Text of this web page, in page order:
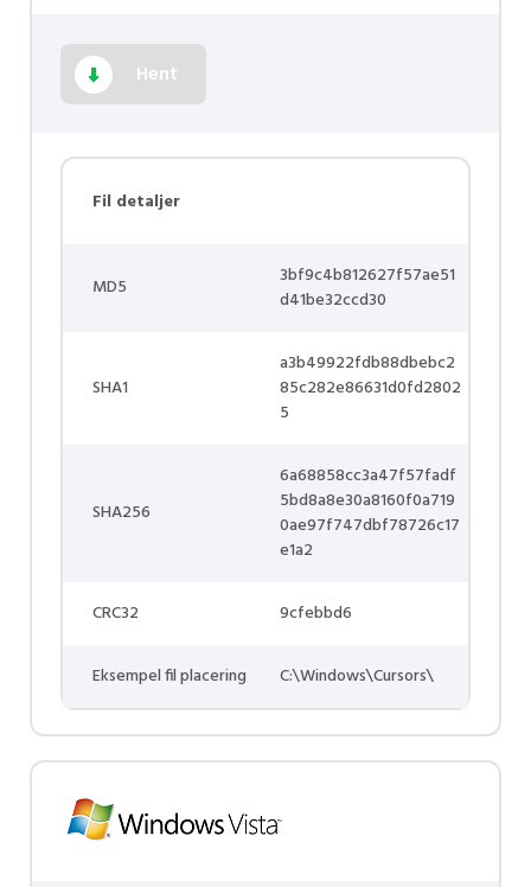
Hent
Fil detaljer
MD5
3bf9c4b812627f57ae51
d41be32ccd30
SHA1
a3b49922fdb88dbebc2
85c282e86631d0fd2802
5
SHA256
6a68858cc3a47f57fadf
5bd8a8e30a8160f0a719
0ae97f747dbf78726c17
e1a2
CRC32 9cfebbd6
Eksempel fil placering C:\Windows\Cursors\